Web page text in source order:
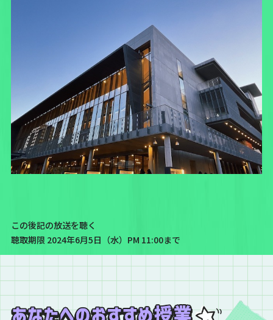
この後記の放送を聴く
聴取期限 2024年6月5日（水）PM 11:00まで